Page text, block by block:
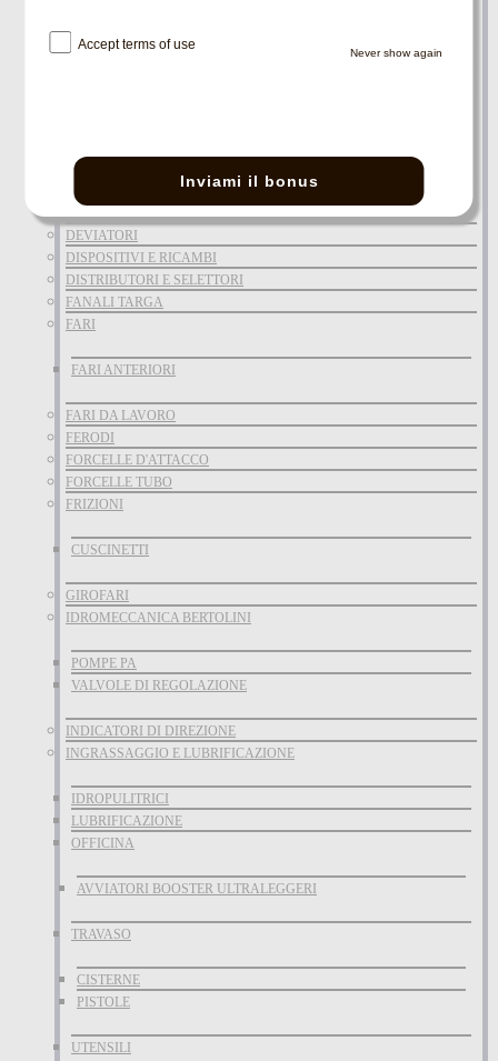
BARRE A LED
CICALINI-CLACSON
DEVIATORI
DISPOSITIVI E RICAMBI
DISTRIBUTORI E SELETTORI
FANALI TARGA
FARI
FARI ANTERIORI
FARI DA LAVORO
FERODI
FORCELLE D'ATTACCO
FORCELLE TUBO
FRIZIONI
CUSCINETTI
GIROFARI
IDROMECCANICA BERTOLINI
POMPE PA
VALVOLE DI REGOLAZIONE
INDICATORI DI DIREZIONE
INGRASSAGGIO E LUBRIFICAZIONE
IDROPULITRICI
LUBRIFICAZIONE
OFFICINA
AVVIATORI BOOSTER ULTRALEGGERI
TRAVASO
CISTERNE
PISTOLE
UTENSILI
Accept terms of use
Never show again
Inviami il bonus